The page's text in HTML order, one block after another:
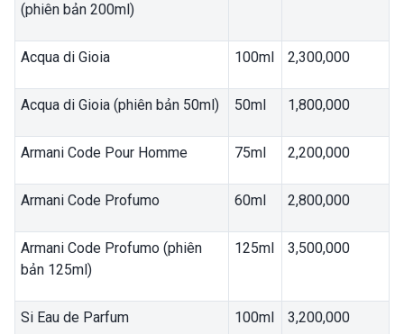
(phiên bản 200ml)
Acqua di Gioia 100ml 2,300,000
Acqua di Gioia (phiên bản 50ml) 50ml 1,800,000
Armani Code Pour Homme 75ml 2,200,000
Armani Code Profumo 60ml 2,800,000
Armani Code Profumo (phiên
bản 125ml)
125ml 3,500,000
Si Eau de Parfum 100ml 3,200,000